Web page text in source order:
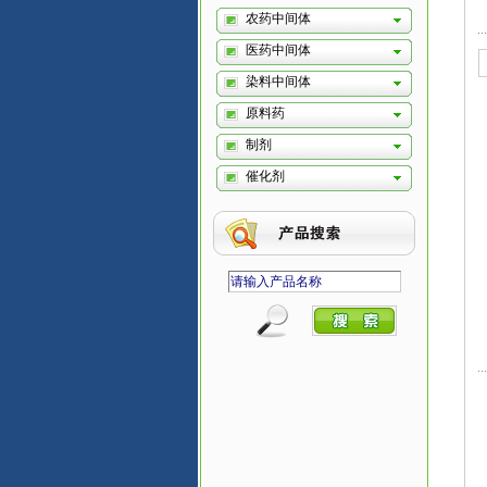
农药中间体
医药中间体
染料中间体
原料药
制剂
催化剂